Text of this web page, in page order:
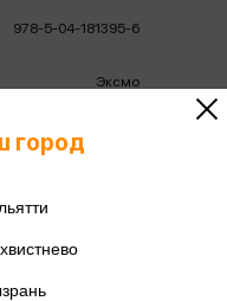
978-5-04-181395-6
Эксмо
город